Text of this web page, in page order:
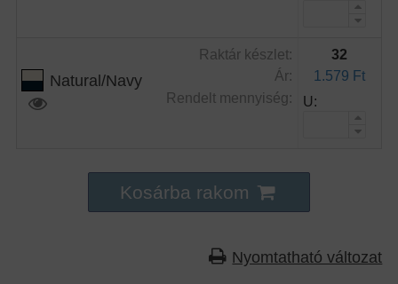
Natural/Navy
Raktár készlet:
Ár:
Rendelt mennyiség:
32
1.579 Ft
U:
Kosárba rakom
Nyomtatható változat